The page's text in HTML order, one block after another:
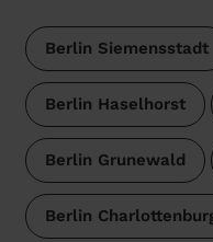
Berlin Siemensstadt
Berlin Haselhorst
Berlin Grunewald
Berlin